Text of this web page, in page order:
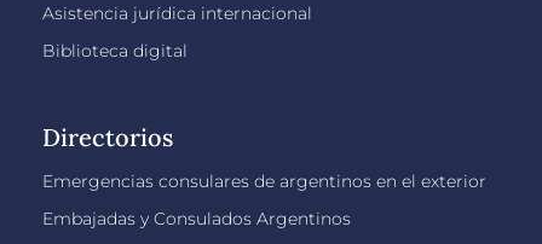
Asistencia jurídica internacional
Biblioteca digital
Directorios
Emergencias consulares de argentinos en el exterior
Embajadas y Consulados Argentinos